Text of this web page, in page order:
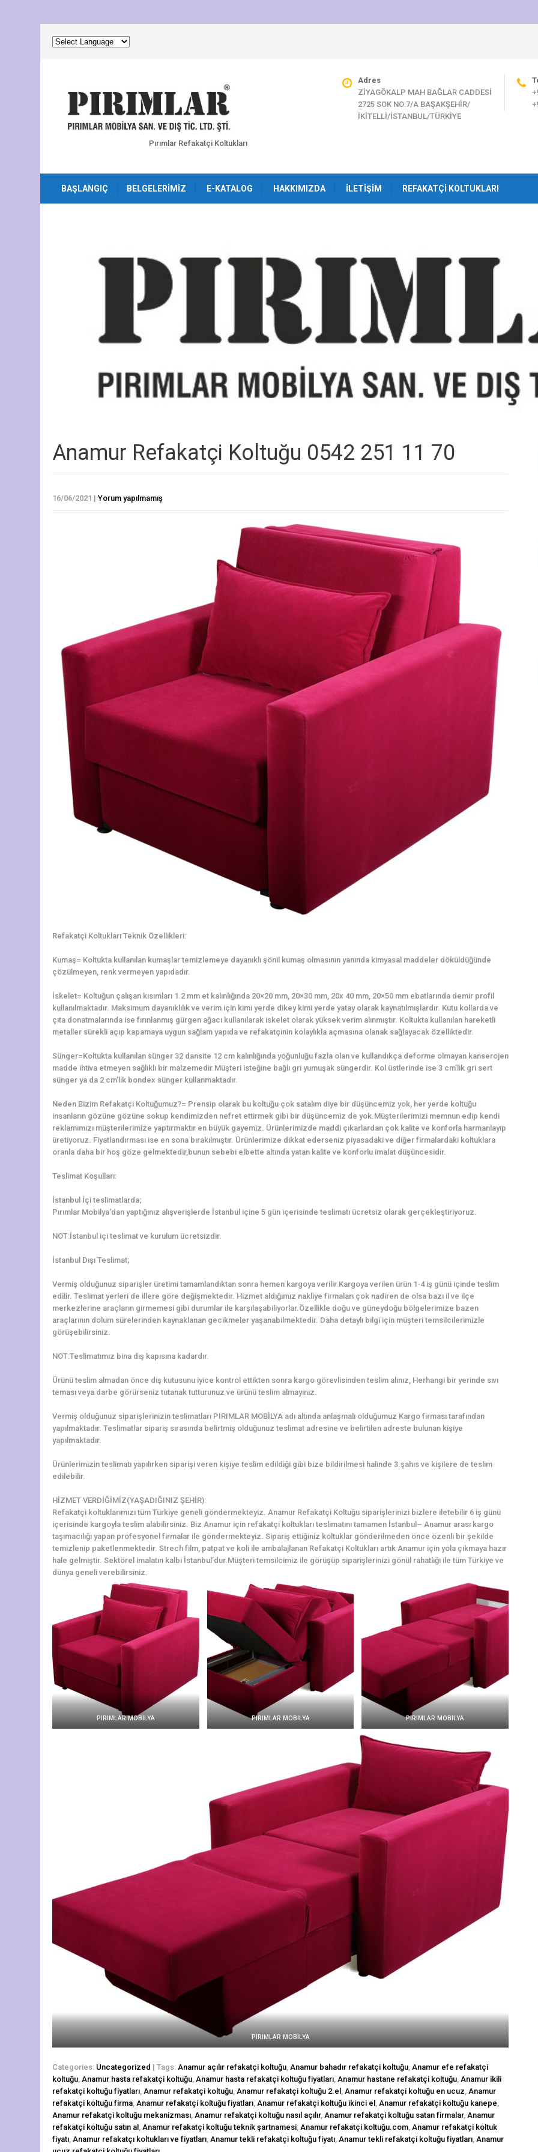
Pırımlar Refakatçi Koltukları
Adres
ZİYAGÖKALP MAH BAĞLAR CADDESİ
2725 SOK NO:7/A BAŞAKŞEHİR/
İKİTELLİ/İSTANBUL/TÜRKİYE
BAŞLANGIÇ BELGELERIMIZ E-KATALOG HAKKIMIZDA İLETIŞIM REFAKATÇI KOLTUKLARI
Anamur Refakatçi Koltuğu 0542 251 11 70
16/06/2021 | Yorum yapılmamış
Refakatçi Koltukları Teknik Özellikleri:
Kumaş= Koltukta kullanılan kumaşlar temizlemeye dayanıklı şönil kumaş olmasının yanında kimyasal maddeler döküldüğünde
çözülmeyen, renk vermeyen yapıdadır.
İskelet= Koltuğun çalışan kısımları 1.2 mm et kalınlığında 20×20 mm, 20×30 mm, 20x 40 mm, 20×50 mm ebatlarında demir profil
kullanılmaktadır. Maksimum dayanıklılık ve verim için kimi yerde dikey kimi yerde yatay olarak kaynatılmışlardır. Kutu kollarda ve
çıta donatmalarında ise fırınlanmış gürgen ağacı kullanılarak iskelet olarak yüksek verim alınmıştır. Koltukta kullanılan hareketli
metaller sürekli açıp kapamaya uygun sağlam yapıda ve refakatçinin kolaylıkla açmasına olanak sağlayacak özelliktedir.
Sünger=Koltukta kullanılan sünger 32 dansite 12 cm kalınlığında yoğunluğu fazla olan ve kullandıkça deforme olmayan kanserojen
madde ihtiva etmeyen sağlıklı bir malzemedir.Müşteri isteğine bağlı gri yumuşak süngerdir. Kol üstlerinde ise 3 cm’lik gri sert
sünger ya da 2 cm’lik bondex sünger kullanmaktadır.
Neden Bizim Refakatçi Koltuğumuz?= Prensip olarak bu koltuğu çok satalım diye bir düşüncemiz yok, her yerde koltuğu
insanların gözüne gözüne sokup kendimizden nefret ettirmek gibi bir düşüncemiz de yok.Müşterilerimizi memnun edip kendi
reklamımızı müşterilerimize yaptırmaktır en büyük gayemiz. Ürünlerimizde maddi çıkarlardan çok kalite ve konforla harmanlayıp
üretiyoruz. Fiyatlandırması ise en sona bırakılmıştır. Ürünlerimize dikkat ederseniz piyasadaki ve diğer firmalardaki koltuklara
oranla daha bir hoş göze gelmektedir,bunun sebebi elbette altında yatan kalite ve konforlu imalat düşüncesidir.
Teslimat Koşulları:
İstanbul İçi teslimatlarda;
Pırımlar Mobilya‘dan yaptığınız alışverişlerde İstanbul içine 5 gün içerisinde teslimatı ücretsiz olarak gerçekleştiriyoruz.
NOT:İstanbul içi teslimat ve kurulum ücretsizdir.
İstanbul Dışı Teslimat;
Vermiş olduğunuz siparişler üretimi tamamlandıktan sonra hemen kargoya verilir.Kargoya verilen ürün 1-4 iş günü içinde teslim
edilir. Teslimat yerleri de illere göre değişmektedir. Hizmet aldığımız nakliye firmaları çok nadiren de olsa bazı il ve ilçe
merkezlerine araçların girmemesi gibi durumlar ile karşılaşabiliyorlar.Özellikle doğu ve güneydoğu bölgelerimize bazen
araçlarının dolum sürelerinden kaynaklanan gecikmeler yaşanabilmektedir. Daha detaylı bilgi için müşteri temsilcilerimizle
görüşebilirsiniz.
NOT:Teslimatımız bina dış kapısına kadardır.
Ürünü teslim almadan önce dış kutusunu iyice kontrol ettikten sonra kargo görevlisinden teslim alınız, Herhangi bir yerinde sıvı
teması veya darbe görürseniz tutanak tutturunuz ve ürünü teslim almayınız.
Vermiş olduğunuz siparişlerinizin teslimatları PIRIMLAR MOBİLYA adı altında anlaşmalı olduğumuz Kargo firması tarafından
yapılmaktadır. Teslimatlar sipariş sırasında belirtmiş olduğunuz teslimat adresine ve belirtilen adreste bulunan kişiye
yapılmaktadır.
Ürünlerimizin teslimatı yapılırken siparişi veren kişiye teslim edildiği gibi bize bildirilmesi halinde 3.şahıs ve kişilere de teslim
edilebilir.
HİZMET VERDİĞİMİZ(YAŞADIĞINIZ ŞEHİR):
Refakatçi koltuklarımızı tüm Türkiye geneli göndermekteyiz. Anamur Refakatçi Koltuğu siparişlerinizi bizlere iletebilir 6 iş günü
içerisinde kargoyla teslim alabilirsiniz. Biz Anamur için refakatçi koltukları teslimatını tamamen İstanbul– Anamur arası kargo
taşımacılığı yapan profesyonel firmalar ile göndermekteyiz. Sipariş ettiğiniz koltuklar gönderilmeden önce özenli bir şekilde
temizlenip paketlenmektedir. Strech film, patpat ve koli ile ambalajlanan Refakatçi Koltukları artık Anamur için yola çıkmaya hazır
hale gelmiştir. Sektörel imalatın kalbi İstanbul’dur.Müşteri temsilcimiz ile görüşüp siparişlerinizi gönül rahatlığı ile tüm Türkiye ve
dünya geneli verebilirsiniz.
PIRIMLAR MOBİLYA PIRIMLAR MOBİLYA PIRIMLAR MOBİLYA
PIRIMLAR MOBİLYA
Categories: Uncategorized | Tags: Anamur açılır refakatçi koltuğu Anamur bahadır refakatçi koltuğu Anamur efe refakatçi
koltuğu Anamur hasta refakatçi koltuğu Anamur hasta refakatçi koltuğu fiyatları Anamur hastane refakatçi koltuğu Anamur ikili
refakatçi koltuğu fiyatları Anamur refakatçi koltuğu Anamur refakatçi koltuğu 2.el Anamur refakatçi koltuğu en ucuz Anamur
refakatçi koltuğu firma Anamur refakatçi koltuğu fiyatları Anamur refakatçi koltuğu ikinci el Anamur refakatçi koltuğu kanepe
Anamur refakatçi koltuğu mekanizması Anamur refakatçi koltuğu nasıl açılır, Anamur refakatçi koltuğu satan firmalar, Anamur
refakatçi koltuğu satın al
Anamur refakatçi koltuğu teknik şartnamesi Anamur refakatçi koltuğu.com Anamur refakatçi koltuk
fiyatı Anamur refakatçı koltukları ve fiyatları Anamur tekli refakatçi koltuğu fiyatı Anamur tekli refakatçi koltuğu fiyatları Anamur